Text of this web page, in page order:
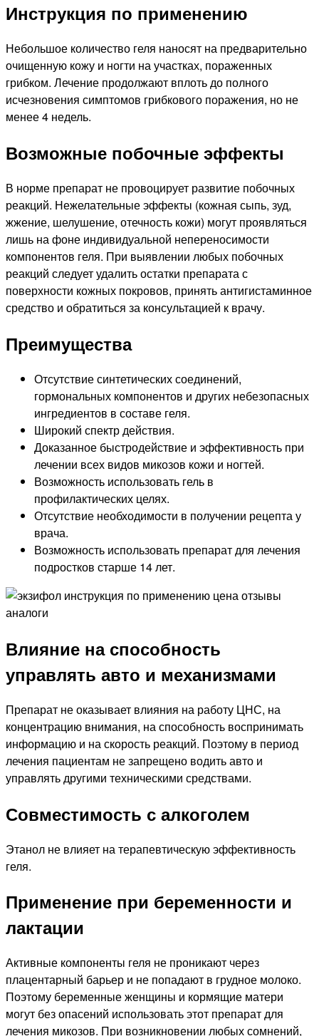
Инструкция по применению
Небольшое количество геля наносят на предварительно
очищенную кожу и ногти на участках, пораженных
грибком. Лечение продолжают вплоть до полного
исчезновения симптомов грибкового поражения, но не
менее 4 недель.
Возможные побочные эффекты
В норме препарат не провоцирует развитие побочных
реакций. Нежелательные эффекты (кожная сыпь, зуд,
жжение, шелушение, отечность кожи) могут проявляться
лишь на фоне индивидуальной непереносимости
компонентов геля. При выявлении любых побочных
реакций следует удалить остатки препарата с
поверхности кожных покровов, принять антигистаминное
средство и обратиться за консультацией к врачу.
Преимущества
Отсутствие синтетических соединений,
гормональных компонентов и других небезопасных
ингредиентов в составе геля.
Широкий спектр действия.
Доказанное быстродействие и эффективность при
лечении всех видов микозов кожи и ногтей.
Возможность использовать гель в
профилактических целях.
Отсутствие необходимости в получении рецепта у
врача.
Возможность использовать препарат для лечения
подростков старше 14 лет.
Влияние на способность
управлять авто и механизмами
Препарат не оказывает влияния на работу ЦНС, на
концентрацию внимания, на способность воспринимать
информацию и на скорость реакций. Поэтому в период
лечения пациентам не запрещено водить авто и
управлять другими техническими средствами.
Совместимость с алкоголем
Этанол не влияет на терапевтическую эффективность
геля.
Применение при беременности и
лактации
Активные компоненты геля не проникают через
плацентарный барьер и не попадают в грудное молоко.
Поэтому беременные женщины и кормящие матери
могут без опасений использовать этот препарат для
лечения микозов. При возникновении любых сомнений,